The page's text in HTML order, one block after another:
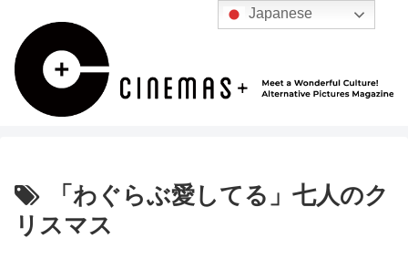
「わぐらぶ愛してる」七人のク
リスマス
Japanese